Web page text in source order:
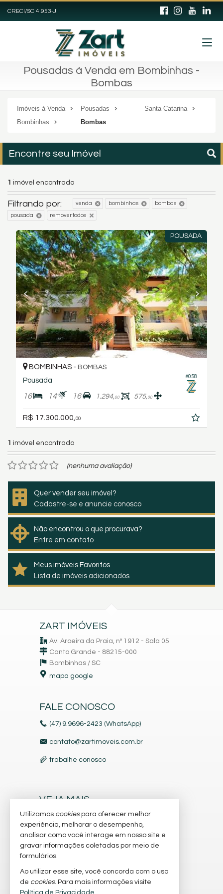
CRECI/SC 4.953-J
Pousadas à Venda em Bombinhas -
Bombas
Imóveis à Venda Pousadas
Santa Catarina
Bombinhas
Bombas
Encontre seu Imóvel
1 imóvel encontrado
Filtrando por: venda bombinhas bombas
pousada remover todos
POUSADA
#058
BOMBINHAS - BOMBAS
Pousada
16 14 16 1.294,00 575,00
R$ 17.300.000, 00
1 imóvel encontrado
(nenhuma avaliação)
Quer vender seu imóvel?
Cadastre-se e anuncie conosco
Não encontrou o que procurava?
Entre em contato
Meus imóveis Favoritos
Lista de imóveis adicionados
ZART IMÓVEIS
Av. Aroeira da Praia, nº 1912 - Sala 05
Canto Grande - 88215-000
Bombinhas / SC
mapa google
FALE CONOSCO
(47) 9.9696-2423 (WhatsApp)
contato@zartimoveis.com.br
trabalhe conosco
VEJA MAIS
receba nosso newsletter
indicadores financeiros
imóveis favoritos
mapa de imóveis
Utilizamos cookiespara oferecer melhor
experiência, melhorar o desempenho,
analisar como você interage em nosso site e
gravar informações coletadas por meio de
formulários.
Ao utilizar esse site, você concorda com o uso
de cookies. Para mais informações visite
Política de Privacidade